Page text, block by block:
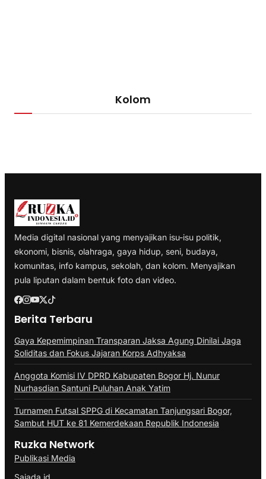
Kolom
Media digital nasional yang menyajikan isu-isu politik,
ekonomi, bisnis, olahraga, gaya hidup, seni, budaya,
komunitas, info kampus, sekolah, dan kolom. Menyajikan
pula liputan dalam bentuk foto dan video.
Berita Terbaru
Gaya Kepemimpinan Transparan Jaksa Agung Dinilai Jaga
Soliditas dan Fokus Jajaran Korps Adhyaksa
Anggota Komisi IV DPRD Kabupaten Bogor Hj. Nunur
Nurhasdian Santuni Puluhan Anak Yatim
Turnamen Futsal SPPG di Kecamatan Tanjungsari Bogor,
Sambut HUT ke 81 Kemerdekaan Republik Indonesia
Ruzka Network
Publikasi Media
Sajada.id